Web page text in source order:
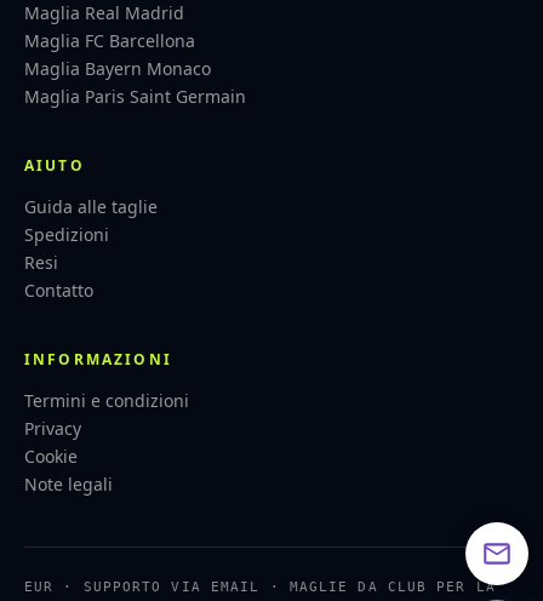
Maglia Real Madrid
Maglia FC Barcellona
Maglia Bayern Monaco
Maglia Paris Saint Germain
AIUTO
Guida alle taglie
Spedizioni
Resi
Contatto
INFORMAZIONI
Termini e condizioni
Privacy
Cookie
Note legali
EUR · SUPPORTO VIA EMAIL · MAGLIE DA CLUB PER LA